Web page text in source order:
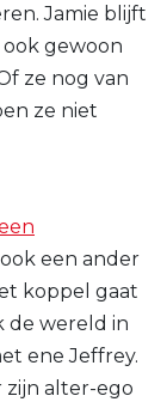
Jamie blijft
gewoon
ze nog van
ze niet
een ander
koppel gaat
de wereld in
ene Jeffrey.
zijn alter-ego